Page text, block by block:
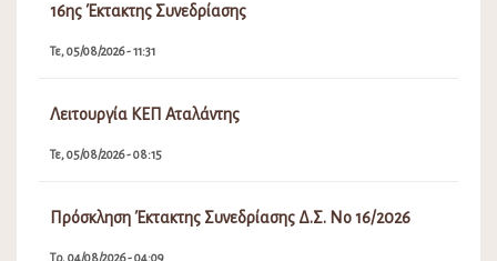
16ης Έκτακτης Συνεδρίασης
Τε, 05/08/2026 - 11:31
Λειτουργία ΚΕΠ Αταλάντης
Τε, 05/08/2026 - 08:15
Πρόσκληση Έκτακτης Συνεδρίασης Δ.Σ. Νο 16/2026
Τρ, 04/08/2026 - 04:09